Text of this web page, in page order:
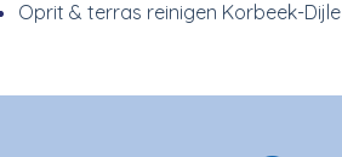
Oprit & terras reinigen Korbeek-Dijle